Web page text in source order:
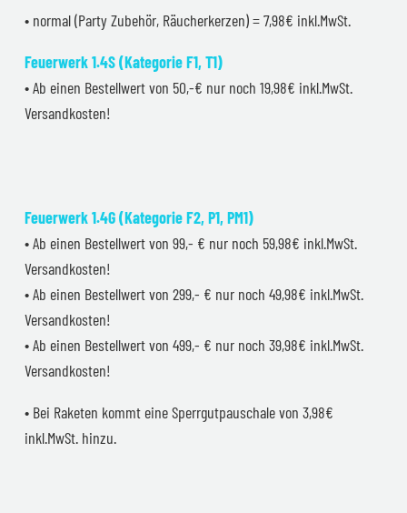
• normal (Party Zubehör, Räucherkerzen) = 7,98€ inkl.MwSt.
Feuerwerk 1.4S (Kategorie F1, T1)
• Ab einen Bestellwert von 50,-€ nur noch 19,98€ inkl.MwSt.
Versandkosten!
Feuerwerk 1.4G (Kategorie F2, P1, PM1)
• Ab einen Bestellwert von 99,- € nur noch 59,98€ inkl.MwSt.
Versandkosten!
• Ab einen Bestellwert von 299,- € nur noch 49,98€ inkl.MwSt.
Versandkosten!
• Ab einen Bestellwert von 499,- € nur noch 39,98€ inkl.MwSt.
Versandkosten!
• Bei Raketen kommt eine Sperrgutpauschale von 3,98€
inkl.MwSt. hinzu.